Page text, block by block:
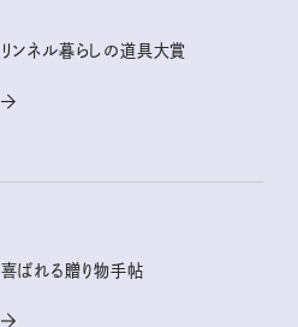
リンネル暮らしの道具大賞
喜ばれる贈り物手帖